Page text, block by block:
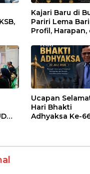
Kajari Baru di
Pariri Lema
Profil, Harapan,
Penegakan
Ucapan
Hari Bhakti
Adhyaksa Ke-